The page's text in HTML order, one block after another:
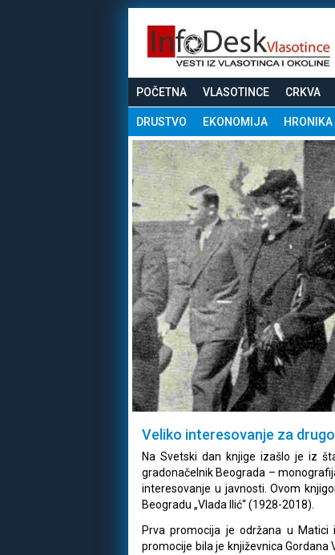
POČETNA VLASOTINCE CRKVA
DRUSTVO EKONOMIJA HRONIKA
Veliko interesovanje za
Na Svetski dan knjige izašlo je iz
gradonačelnik Beograda –
interesovanje u javnosti. Ovom
Beogradu „Vlada Ilić“ (1928-2018).
Prva promocija je održana u
promocije bila je književnica Gordana